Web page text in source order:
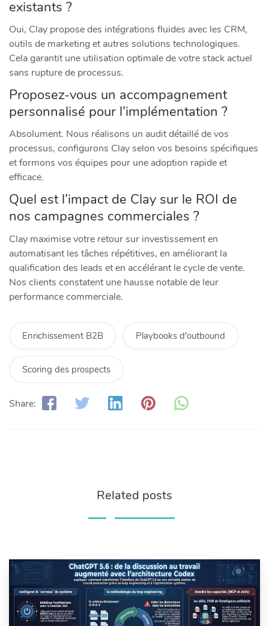
existants ?
Oui, Clay propose des intégrations fluides avec les CRM,
outils de marketing et autres solutions technologiques.
Cela garantit une utilisation optimale de votre stack actuel
sans rupture de processus.
Proposez-vous un accompagnement
personnalisé pour l’implémentation ?
Absolument. Nous réalisons un audit détaillé de vos
processus, configurons Clay selon vos besoins spécifiques
et formons vos équipes pour une adoption rapide et
efficace.
Quel est l’impact de Clay sur le ROI de
nos campagnes commerciales ?
Clay maximise votre retour sur investissement en
automatisant les tâches répétitives, en améliorant la
qualification des leads et en accélérant le cycle de vente.
Nos clients constatent une hausse notable de leur
performance commerciale.
Enrichissement B2B Playbooks d'outbound
Scoring des prospects
Share:
Related posts